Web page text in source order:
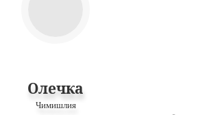
Олечка
Чимишлия